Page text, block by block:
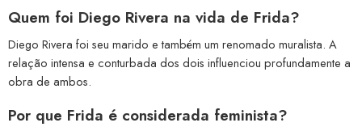
Quem foi Diego Rivera na vida de Frida?
Diego Rivera foi seu marido e também um renomado muralista. A
relação intensa e conturbada dos dois influenciou profundamente a
obra de ambos.
Por que Frida é considerada feminista?